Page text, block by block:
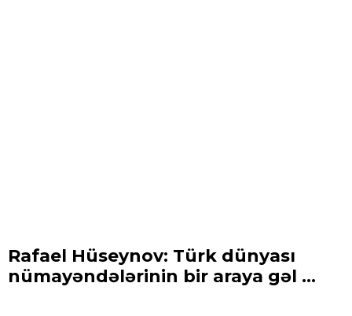
Rafael Hüseynov: Türk dünyası
nümayəndələrinin bir araya gəl ...